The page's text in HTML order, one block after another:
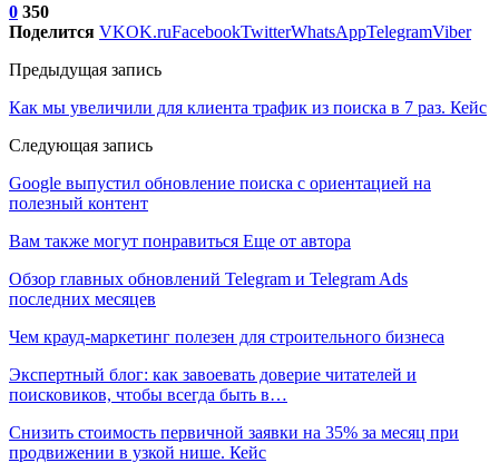
0 350
Поделится VKOK.ruFacebookTwitterWhatsAppTelegramViber
Предыдущая запись
Как мы увеличили для клиента трафик из поиска в 7 раз. Кейс
Следующая запись
Google выпустил обновление поиска с ориентацией на
полезный контент
Вам также могут понравиться Еще от автора
Обзор главных обновлений Telegram и Telegram Ads
последних месяцев
Чем крауд-маркетинг полезен для строительного бизнеса
Экспертный блог: как завоевать доверие читателей и
поисковиков, чтобы всегда быть в…
Снизить стоимость первичной заявки на 35% за месяц при
продвижении в узкой нише. Кейс